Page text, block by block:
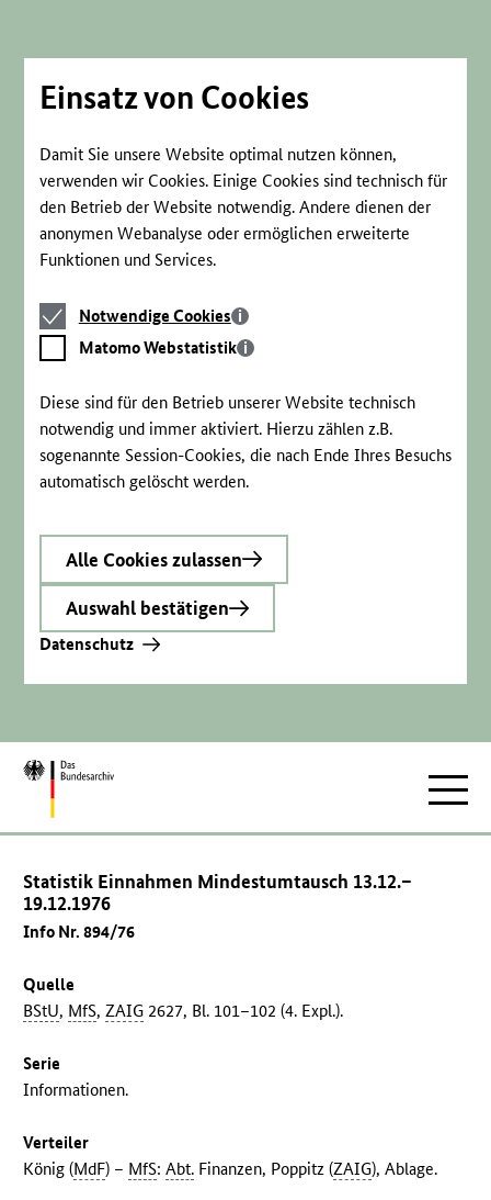
Einsatz von Cookies
Damit Sie unsere Website optimal nutzen können,
verwenden wir Cookies. Einige Cookies sind technisch für
den Betrieb der Website notwendig. Andere dienen der
anonymen Webanalyse oder ermöglichen erweiterte
Funktionen und Services.
Notwendige
Cookies
Notwendige Cookies
Matomo
Webstatistik
Matomo Webstatistik
Diese sind für den Betrieb unserer Website technisch
notwendig und immer aktiviert. Hierzu zählen z.B.
sogenannte Session-Cookies, die nach Ende Ihres Besuchs
automatisch gelöscht werden.
Alle Cookies zulassen
Auswahl bestätigen
Datenschutz
Zur
Statistik Einnahmen Mindestumtausch 13.12.–
19.12.1976
Info Nr. 894/76
Quelle
BStU, MfS,ZAIG 2627, Bl. 101–102 (4. Expl.).
Serie
Informationen.
Verteiler
König (MdF) – MfS:Abt. Finanzen, Poppitz (ZAIG), Ablage.